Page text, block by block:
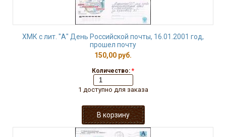
ХМК с лит. "А" День Российской почты, 16.01.2001 год,
прошел почту
150,00 руб.
Количество: *
1 доступно для заказа